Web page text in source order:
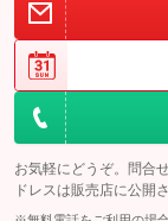
お気軽にどうぞ。問合
ドレスは販売店に公開